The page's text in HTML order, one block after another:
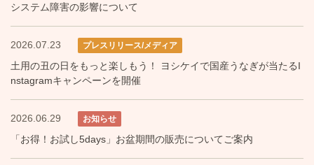
システム障害の影響について
2026.07.23 プレスリリース/メディア
土用の丑の日をもっと楽しもう！ ヨシケイで国産うなぎが当たるI
nstagramキャンペーンを開催
2026.06.29 お知らせ
「お得！お試し5days」お盆期間の販売についてご案内